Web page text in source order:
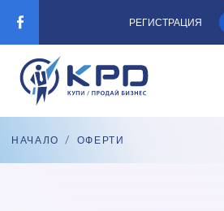
РЕГИСТРАЦИЯ
НАЧАЛО / ОФЕРТИ